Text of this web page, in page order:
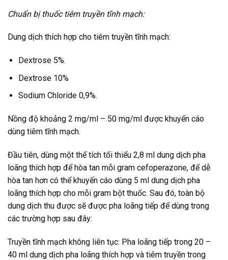
Chuẩn bị thuốc tiêm truyền tĩnh mạch:
Dung dịch thích hợp cho tiêm truyền tĩnh mạch:
Dextrose 5%.
Dextrose 10%
Sodium Chloride 0,9%.
Nồng độ khoảng 2 mg/ml – 50 mg/ml được khuyến cáo
dùng tiêm tĩnh mạch.
Đầu tiên, dùng một thể tích tối thiểu 2,8 ml dung dịch pha
loãng thích hợp để hòa tan mỗi gram cefoperazone, để dễ
hòa tan hơn có thể khuyến cáo dùng 5 ml dung dịch pha
loãng thích hợp cho mỗi gram bột thuốc. Sau đó, toàn bộ
dung dịch thu được sẽ được pha loãng tiếp để dùng trong
các trường hợp sau đây:
Truyền tĩnh mạch không liên tục: Pha loãng tiếp trong 20 –
40 ml dung dịch pha loãng thích hợp và tiêm truyền trong